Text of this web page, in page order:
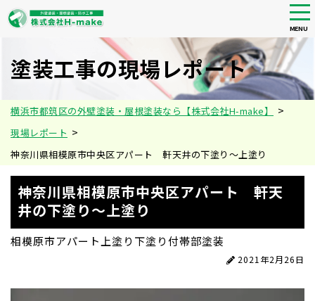
main
MENU
塗装工事の現場レポート
横浜市都筑区の外壁塗装・屋根塗装なら【株式会社H-make】 >
現場レポート >
神奈川県相模原市中央区アパート 軒天井の下塗り〜上塗り
神奈川県相模原市中央区アパート 軒天
井の下塗り〜上塗り
相模原市アパート 上塗り 下塗り付帯部塗装
2021年2月26日